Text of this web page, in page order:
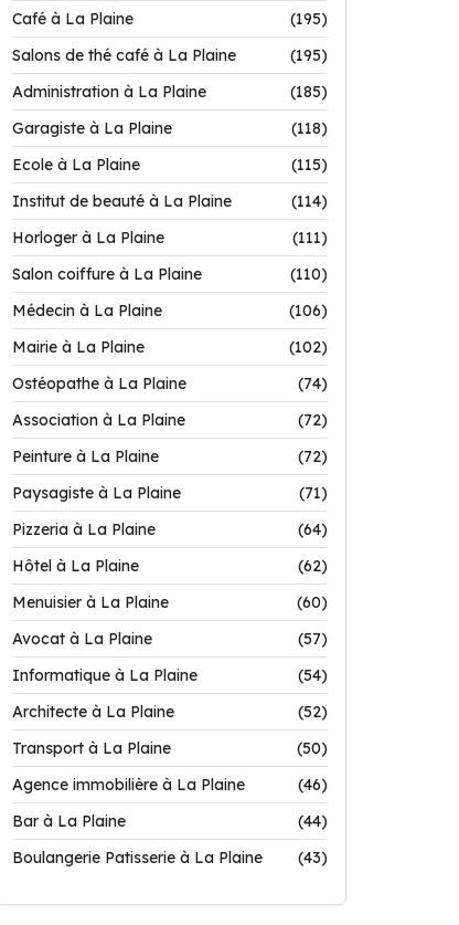
Café à La Plaine
(195)
Salons de thé café à La Plaine
(195)
Administration à La Plaine
(185)
Garagiste à La Plaine
(118)
Ecole à La Plaine
(115)
Institut de beauté à La Plaine
(114)
Horloger à La Plaine
(111)
Salon coiffure à La Plaine
(110)
Médecin à La Plaine
(106)
Mairie à La Plaine
(102)
Ostéopathe à La Plaine
(74)
Association à La Plaine
(72)
Peinture à La Plaine
(72)
Paysagiste à La Plaine
(71)
Pizzeria à La Plaine
(64)
Hôtel à La Plaine
(62)
Menuisier à La Plaine
(60)
Avocat à La Plaine
(57)
Informatique à La Plaine
(54)
Architecte à La Plaine
(52)
Transport à La Plaine
(50)
Agence immobilière à La Plaine
(46)
Bar à La Plaine
(44)
Boulangerie Patisserie à La Plaine
(43)